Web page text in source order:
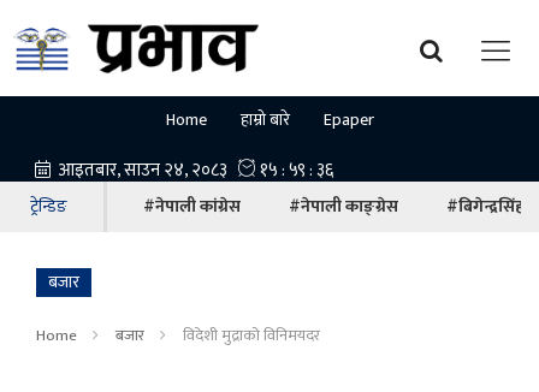
Home हाम्रो बारे Epaper
ट्रेन्डिङ #नेपाली कांग्रेस #नेपाली काङ्ग्रेस #बिगेन्द्रसिंह
बजार
Home बजार विदेशी मुद्राको विनिमयदर